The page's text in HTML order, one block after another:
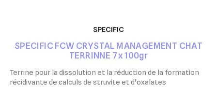
SPECIFIC
SPECIFIC FCW CRYSTAL MANAGEMENT CHAT
TERRINNE 7 x 100gr
Terrine pour la dissolution et la réduction de la formation
récidivante de calculs de struvite et d'oxalates